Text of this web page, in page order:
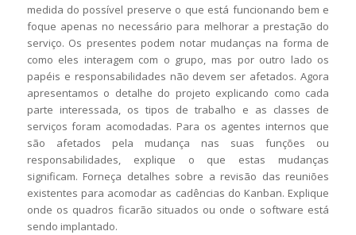
medida do possível preserve o que está funcionando bem e
foque apenas no necessário para melhorar a prestação do
serviço. Os presentes podem notar mudanças na forma de
como eles interagem com o grupo, mas por outro lado os
papéis e responsabilidades não devem ser afetados. Agora
apresentamos o detalhe do projeto explicando como cada
parte interessada, os tipos de trabalho e as classes de
serviços foram acomodadas. Para os agentes internos que
são afetados pela mudança nas suas funções ou
responsabilidades, explique o que estas mudanças
significam. Forneça detalhes sobre a revisão das reuniões
existentes para acomodar as cadências do Kanban. Explique
onde os quadros ficarão situados ou onde o software está
sendo implantado.